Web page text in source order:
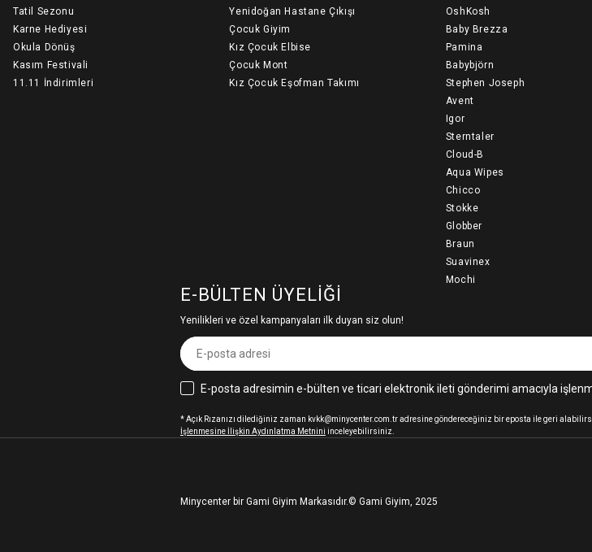
Tatil Sezonu
Karne Hediyesi
Okula Dönüş
Kasım Festivali
11.11 İndirimleri
Yenidoğan Hastane Çıkışı
Çocuk Giyim
Kız Çocuk Elbise
Çocuk Mont
Kız Çocuk Eşofman Takımı
OshKosh
Baby Brezza
Pamina
Babybjörn
Stephen Joseph
Avent
Igor
Sterntaler
Cloud-B
Aqua Wipes
Chicco
Stokke
Globber
Braun
Suavinex
Mochi
E-BÜLTEN ÜYELIĞI
Yenilikleri ve özel kampanyaları ilk duyan siz olun!
E-posta adresimin e-bülten ve ticari elektronik ileti gönderimi amacıyla
* Açık Rızanızı dilediğiniz zaman kvkk@minycenter.com.tr adresine göndereceğiniz bir eposta ile geri
İşlenmesine İlişkin Aydınlatma Metnini inceleyebilirsiniz.
Minycenter bir Gami Giyim Markasıdır. © Gami Giyim, 2025